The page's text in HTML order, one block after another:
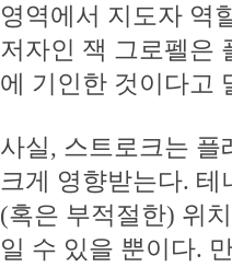
영역에서 지도자 역
저자인 잭 그로펠은
에 기인한 것이다고
사실, 스트로크는
크게 영향받는다.
(혹은 부적절한) 위
일 수 있을 뿐이다.